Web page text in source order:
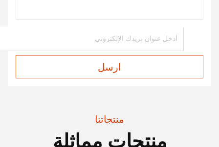
ارسل
منتجاتنا
منتجات مماثلة